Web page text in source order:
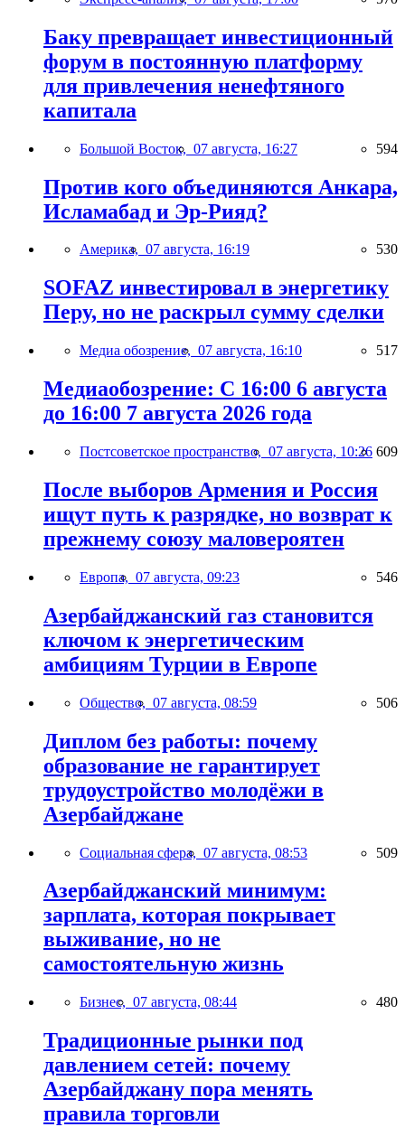
Баку превращает инвестиционный
форум в постоянную платформу
для привлечения ненефтяного
капитала
Большой Восток, 07 августа, 16:27 594
Против кого объединяются Анкара,
Исламабад и Эр-Рияд?
Америка, 07 августа, 16:19 530
SOFAZ инвестировал в энергетику
Перу, но не раскрыл сумму сделки
Медиа обозрение, 07 августа, 16:10 517
Медиаобозрение: С 16:00 6 августа
до 16:00 7 августа 2026 года
Постсоветское пространство, 07 августа, 10:26 609
После выборов Армения и Россия
ищут путь к разрядке, но возврат к
прежнему союзу маловероятен
Европа, 07 августа, 09:23 546
Азербайджанский газ становится
ключом к энергетическим
амбициям Турции в Европе
Общество, 07 августа, 08:59 506
Диплом без работы: почему
образование не гарантирует
трудоустройство молодёжи в
Азербайджане
Социальная сфера, 07 августа, 08:53 509
Азербайджанский минимум:
зарплата, которая покрывает
выживание, но не
самостоятельную жизнь
Бизнес, 07 августа, 08:44 480
Традиционные рынки под
давлением сетей: почему
Азербайджану пора менять
правила торговли